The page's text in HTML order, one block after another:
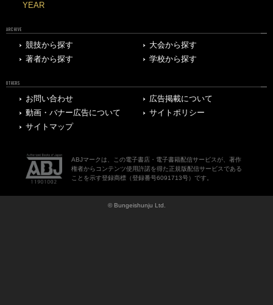
YEAR
ARCHIVE
競技から探す
大会から探す
著者から探す
学校から探す
OTHERS
お問い合わせ
広告掲載について
動画・バナー広告について
サイトポリシー
サイトマップ
ABJマークは、この電子書店・電子書籍配信サービスが、著作
権者からコンテンツ使用許諾を得た正規版配信サービスである
ことを示す登録商標（登録番号6091713号）です。
© Bungeishunju Ltd.